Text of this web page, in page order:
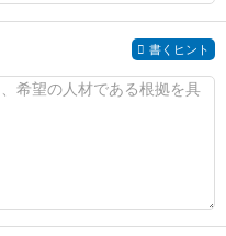
書くヒント